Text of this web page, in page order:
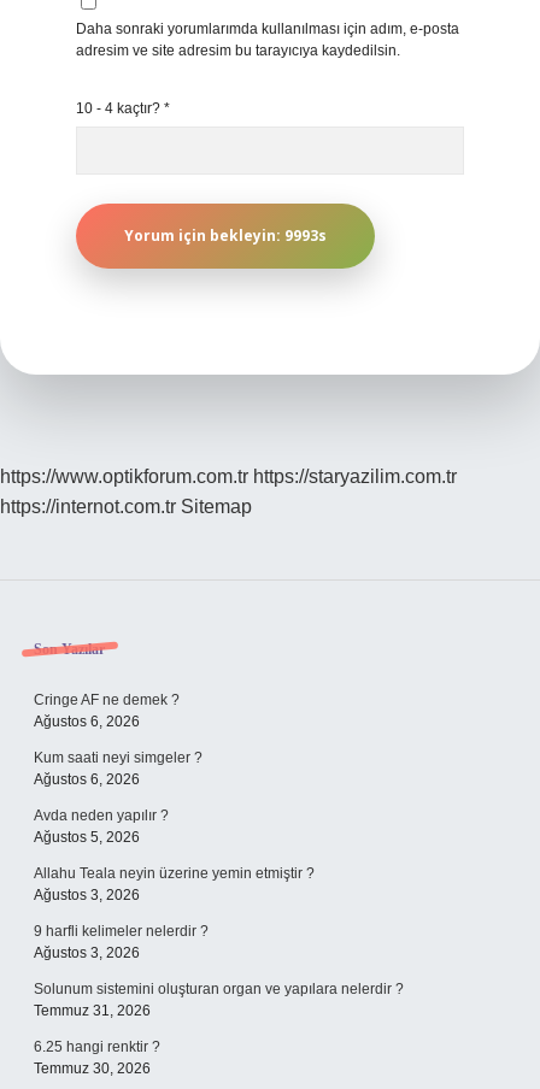
Daha sonraki yorumlarımda kullanılması için adım, e-posta
adresim ve site adresim bu tarayıcıya kaydedilsin.
10 - 4 kaçtır? *
https://www.optikforum.com.tr https://staryazilim.com.tr
https://internot.com.tr Sitemap
Sidebar
Son Yazılar
Cringe AF ne demek ?
Ağustos 6, 2026
Kum saati neyi simgeler ?
Ağustos 6, 2026
Avda neden yapılır ?
Ağustos 5, 2026
Allahu Teala neyin üzerine yemin etmiştir ?
Ağustos 3, 2026
9 harfli kelimeler nelerdir ?
Ağustos 3, 2026
Solunum sistemini oluşturan organ ve yapılara nelerdir ?
Temmuz 31, 2026
6.25 hangi renktir ?
Temmuz 30, 2026